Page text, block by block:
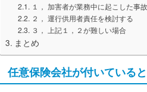
１， 加害者が業務中に起こした事
２， 運行供用者責任を検討する
３， 上記１，２が難しい場合
まとめ
任意保険会社が付いている